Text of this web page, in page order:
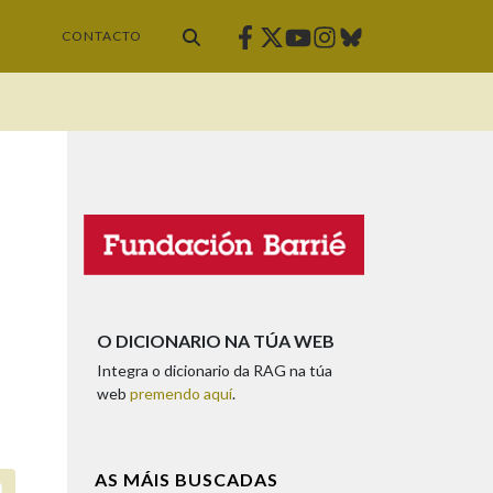
CONTACTO Facebook
Twitter
Youtube
Instagram
Bluesky
O DICIONARIO NA TÚA WEB
Integra o dicionario da RAG na túa
web premendo aquí.
AS MÁIS BUSCADAS